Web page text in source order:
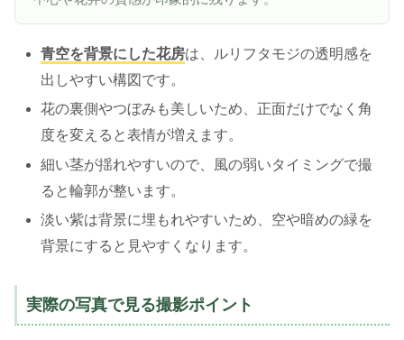
青空を背景にした花房は、ルリフタモジの透明感を
出しやすい構図です。
花の裏側やつぼみも美しいため、正面だけでなく角
度を変えると表情が増えます。
細い茎が揺れやすいので、風の弱いタイミングで撮
ると輪郭が整います。
淡い紫は背景に埋もれやすいため、空や暗めの緑を
背景にすると見やすくなります。
実際の写真で見る撮影ポイント